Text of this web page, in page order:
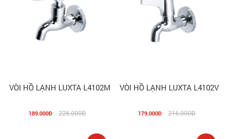
VÒI HỒ LẠNH LUXTA L4102M
189.000Đ 226.000Đ
VÒI HỒ LẠNH LUXTA L4102V
179.000Đ 216.000Đ